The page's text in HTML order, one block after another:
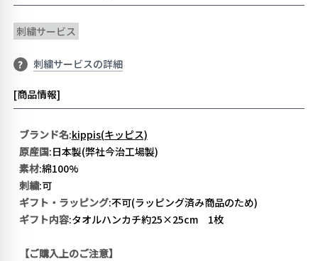
刺繍サービス
? 刺繍サービスの詳細
[商品情報]
ブランド名:kippis(キッピス)
原産国:日本製(弊社今治工場製)
素材:綿100%
刺繍:可
ギフト・ラッピング:不可(ラッピング済み商品のため)
ギフト内容:タオルハンカチ約25×25cm 1枚
【ご購入上のご注意】